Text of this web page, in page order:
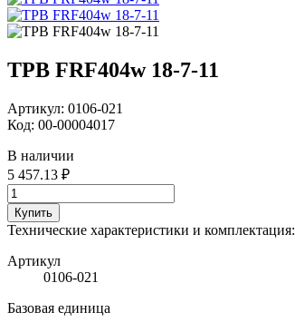
ТРВ FRF404w 18-7-11
Артикул: 0106-021
Код: 00-00004017
В наличии
5 457.13 ₽
Купить
Технические характеристики и комплектация:
Артикул
0106-021
Базовая единица